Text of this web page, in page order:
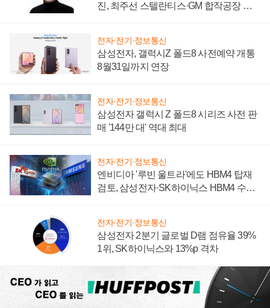
진, 최주선 스텔란티스·GM 합작공장 건
전자·전기·정보통신
삼성전자, 갤럭시Z 폴드8 사전예약 개통
8월31일까지 연장
전자·전기·정보통신
삼성전자 갤럭시 Z 폴드8 시리즈 사전 판
매 '144만 대' 역대 최대
전자·전기·정보통신
엔비디아 '루빈 울트라'에도 HBM4 탑재
검토, 삼성전자·SK하이닉스 HBM4 수율
전자·전기·정보통신
삼성전자 2분기 글로벌 D램 점유율 39%
1위, SK하이닉스와 13%p 격차